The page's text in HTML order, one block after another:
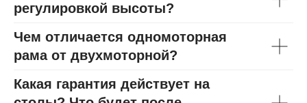
регулировкой высоты?
Чем отличается одномоторная
рама от двухмоторной?
Какая гарантия действует на